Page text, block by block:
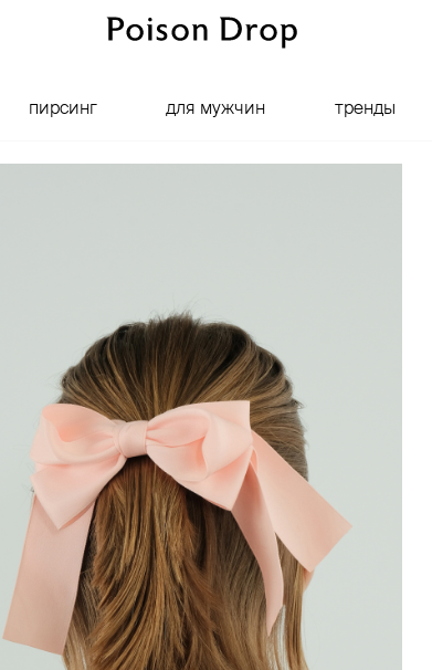
пирсинг для мужчин тренды